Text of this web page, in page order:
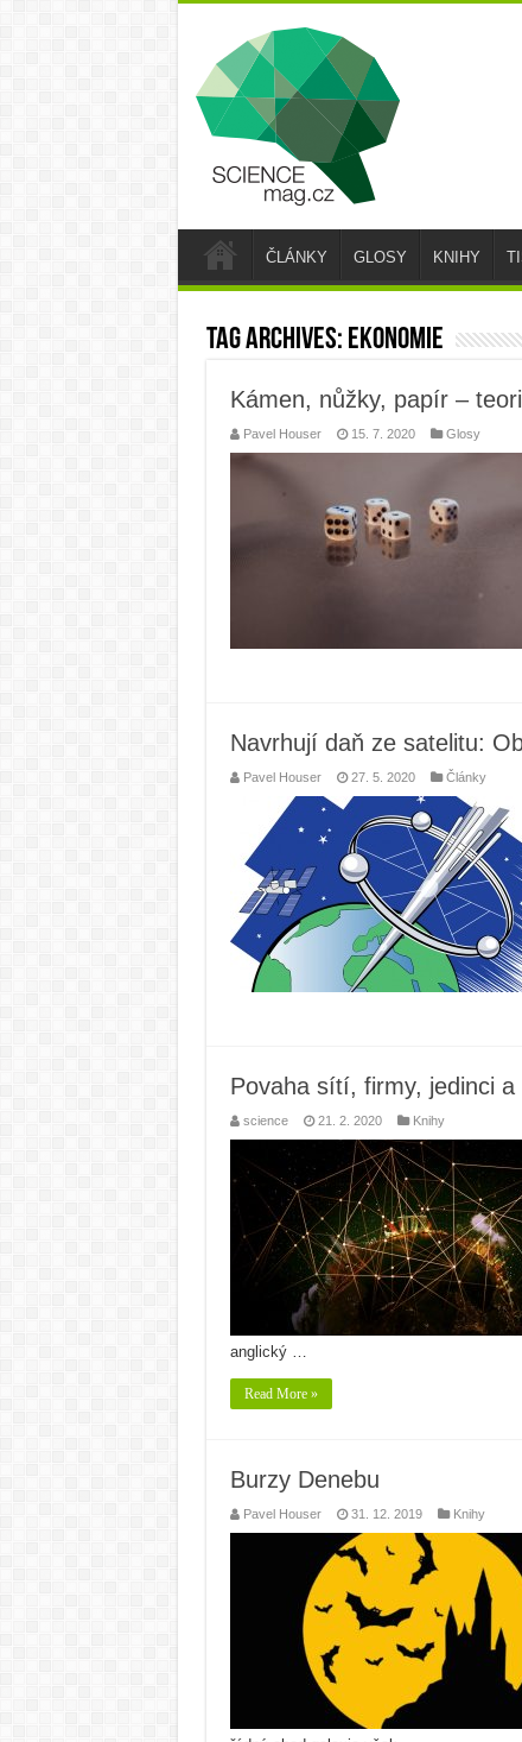
ČLÁNKY GLOSY KNIHY
Tag Archives: ekonomie
Kámen, nůžky, papír –
Pavel Houser 15. 7. 2020 Glosy
Navrhují daň ze satelitu:
Pavel Houser 27. 5. 2020 Články
Povaha sítí, firmy, jedinci a
science 21. 2. 2020 Knihy
anglický …
Read More »
Burzy Denebu
Pavel Houser 31. 12. 2019 Knihy